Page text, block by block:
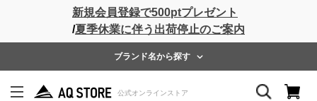
新規会員登録で500ptプレゼント
/夏季休業に伴う出荷停止のご案内
ブランド名から探す